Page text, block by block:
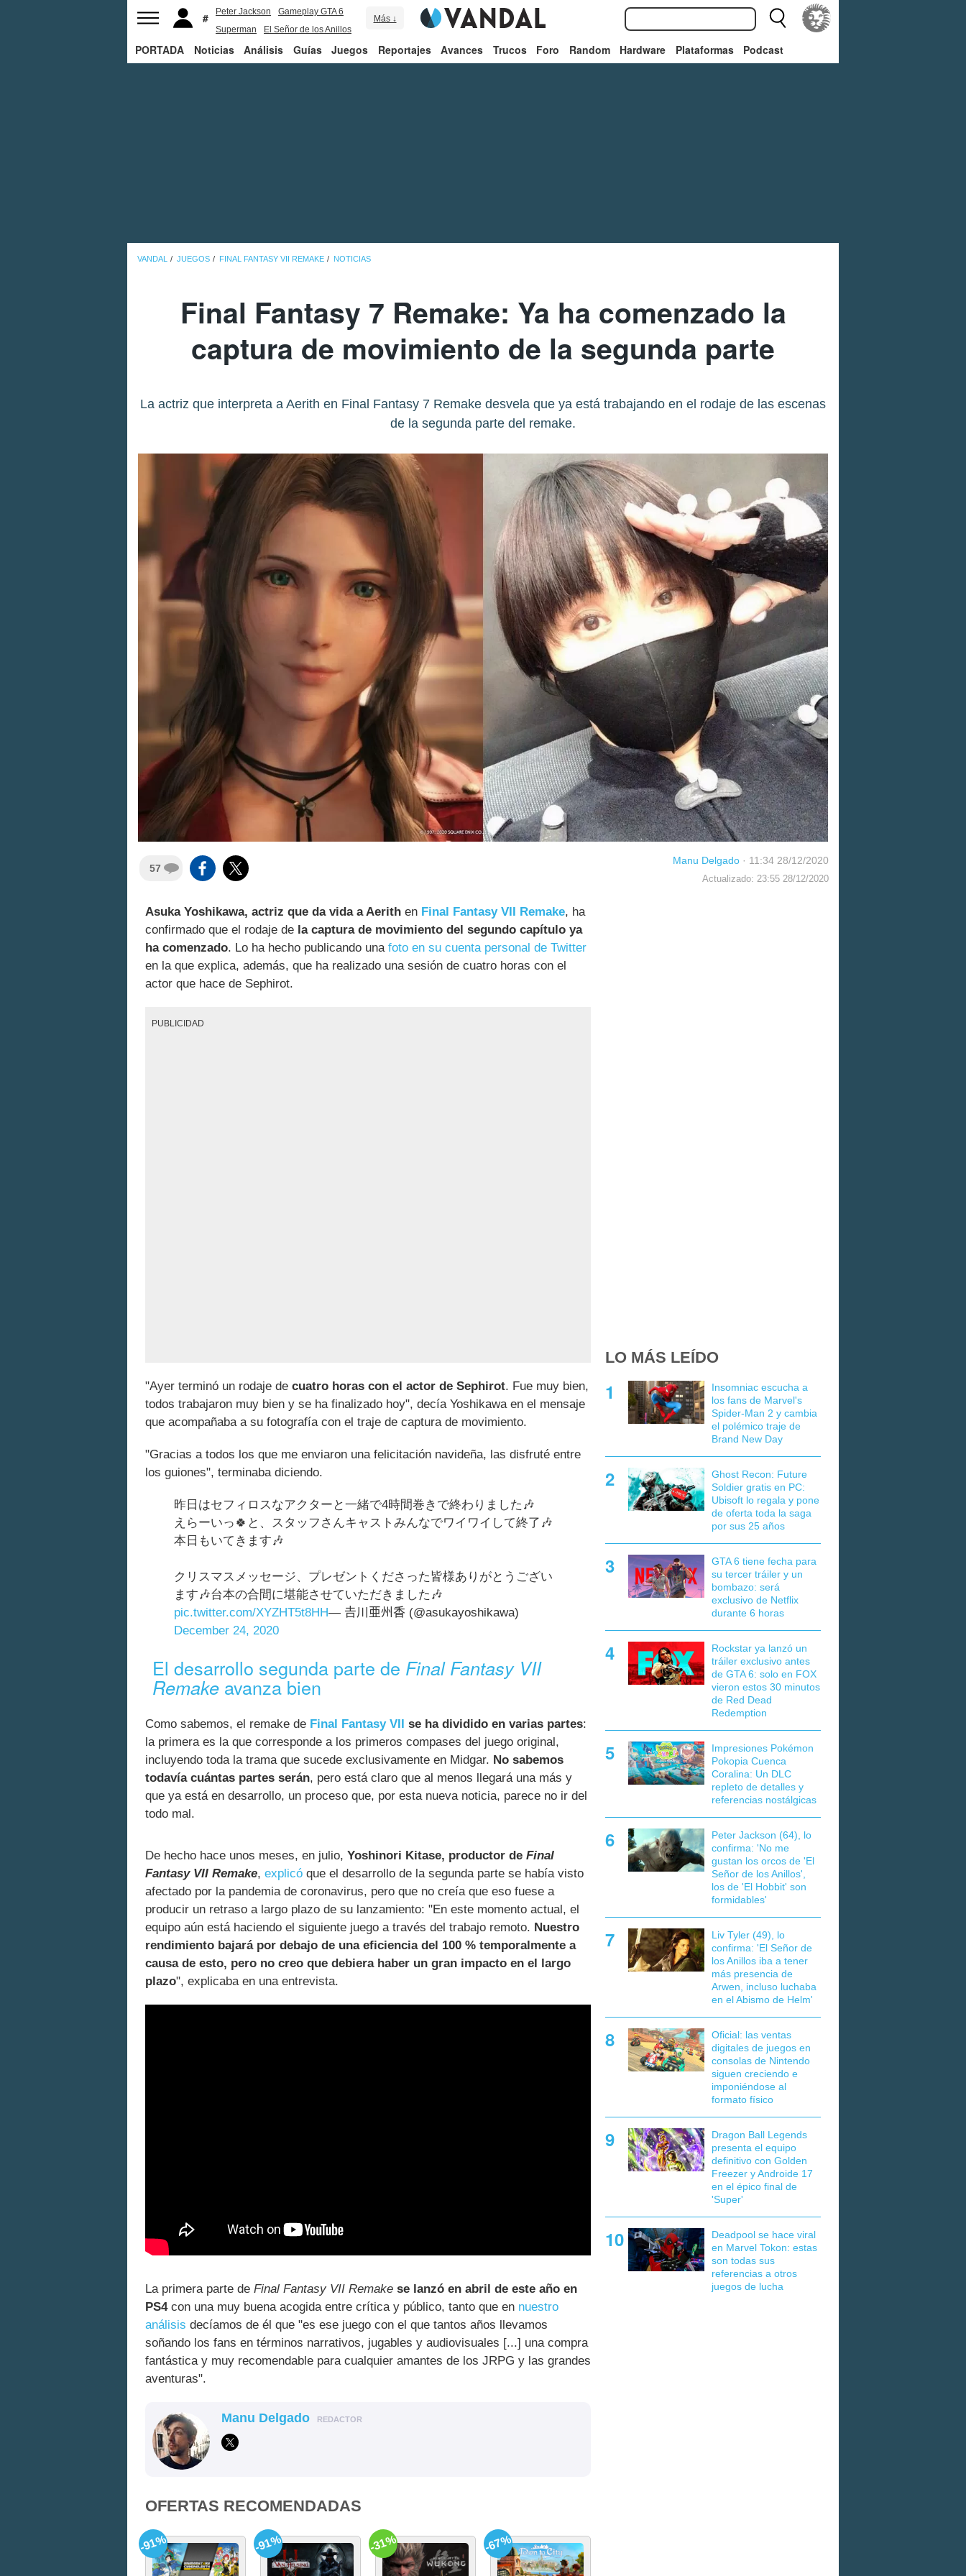
Peter Jackson
Gameplay GTA 6
Superman
El Señor de los Anillos
Más ↓
PORTADA Noticias Análisis Guías Juegos Reportajes Avances Trucos Foro Random Hardware Plataformas Podcast
VANDAL JUEGOS FINAL FANTASY VII REMAKE NOTICIAS
Final Fantasy 7 Remake: Ya ha comenzado la
captura de movimiento de la segunda parte
La actriz que interpreta a Aerith en Final Fantasy 7 Remake desvela que ya está trabajando en el rodaje de las escenas
de la segunda parte del remake.
57
Manu Delgado · 11:34 28/12/2020
Actualizado: 23:55 28/12/2020
Asuka Yoshikawa, actriz que da vida a Aerith en Final Fantasy VII Remake, ha
confirmado que el rodaje de la captura de movimiento del segundo capítulo ya
ha comenzado. Lo ha hecho publicando una foto en su cuenta personal de Twitter
en la que explica, además, que ha realizado una sesión de cuatro horas con el
actor que hace de Sephirot.
PUBLICIDAD
"Ayer terminó un rodaje de cuatro horas con el actor de Sephirot. Fue muy bien,
todos trabajaron muy bien y se ha finalizado hoy", decía Yoshikawa en el mensaje
que acompañaba a su fotografía con el traje de captura de movimiento.
"Gracias a todos los que me enviaron una felicitación navideña, las disfruté entre
los guiones", terminaba diciendo.
昨日はセフィロスなアクターと一緒で4時間巻きで終わりました🎶
えらーいっ🍀と、スタッフさんキャストみんなでワイワイして終了🎶
本日もいてきます🎶
クリスマスメッセージ、プレゼントくださった皆様ありがとうござい
ます🎶台本の合間に堪能させていただきました🎶
pic.twitter.com/XYZHT5t8HH— 𠮷川亜州香 (@asukayoshikawa)
December 24, 2020
El desarrollo segunda parte de Final Fantasy VII
Remake avanza bien
Como sabemos, el remake de Final Fantasy VII se ha dividido en varias partes:
la primera es la que corresponde a los primeros compases del juego original,
incluyendo toda la trama que sucede exclusivamente en Midgar. No sabemos
todavía cuántas partes serán, pero está claro que al menos llegará una más y
que ya está en desarrollo, un proceso que, por esta nueva noticia, parece no ir del
todo mal.
De hecho hace unos meses, en julio, Yoshinori Kitase, productor de Final
Fantasy VII Remake, explicó que el desarrollo de la segunda parte se había visto
afectado por la pandemia de coronavirus, pero que no creía que eso fuese a
producir un retraso a largo plazo de su lanzamiento: "En este momento actual, el
equipo aún está haciendo el siguiente juego a través del trabajo remoto. Nuestro
rendimiento bajará por debajo de una eficiencia del 100 % temporalmente a
causa de esto, pero no creo que debiera haber un gran impacto en el largo
plazo", explicaba en una entrevista.
La primera parte de Final Fantasy VII Remake se lanzó en abril de este año en
PS4con una muy buena acogida entre crítica y público, tanto que en nuestro
análisis decíamos de él que "es ese juego con el que tantos años llevamos
soñando los fans en términos narrativos, jugables y audiovisuales [...] una compra
fantástica y muy recomendable para cualquier amantes de los JRPG y las grandes
aventuras".
Manu Delgado REDACTOR
OFERTAS RECOMENDADAS
-91% -91% -31% -67%
LO MÁS LEÍDO
Insomniac escucha a
los fans de Marvel's
Spider-Man 2 y cambia
el polémico traje de
Brand New Day
Ghost Recon: Future
Soldier gratis en PC:
Ubisoft lo regala y pone
de oferta toda la saga
por sus 25 años
GTA 6 tiene fecha para
su tercer tráiler y un
bombazo: será
exclusivo de Netflix
durante 6 horas
Rockstar ya lanzó un
tráiler exclusivo antes
de GTA 6: solo en FOX
vieron estos 30 minutos
de Red Dead
Redemption
Impresiones Pokémon
Pokopia Cuenca
Coralina: Un DLC
repleto de detalles y
referencias nostálgicas
Peter Jackson (64), lo
confirma: 'No me
gustan los orcos de 'El
Señor de los Anillos',
los de 'El Hobbit' son
formidables'
Liv Tyler (49), lo
confirma: 'El Señor de
los Anillos iba a tener
más presencia de
Arwen, incluso luchaba
en el Abismo de Helm'
Oficial: las ventas
digitales de juegos en
consolas de Nintendo
siguen creciendo e
imponiéndose al
formato físico
Dragon Ball Legends
presenta el equipo
definitivo con Golden
Freezer y Androide 17
en el épico final de
'Super'
Deadpool se hace viral
en Marvel Tokon: estas
son todas sus
referencias a otros
juegos de lucha